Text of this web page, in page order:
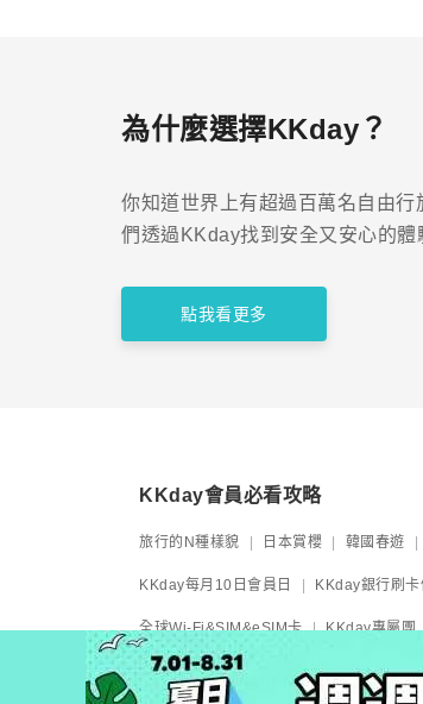
為什麼選擇KKday？
你知道世界上有超過百萬名自由行
們透過KKday找到安全又安心的體
點我看更多
KKday會員必看攻略
旅行的N種樣貌 日本賞櫻 韓國春遊
KKday每月10日會員日 KKday銀行刷卡
全球Wi-Fi&SIM&eSIM卡 KKday專屬團
KKday機場服務 JR Pass 日本夜行